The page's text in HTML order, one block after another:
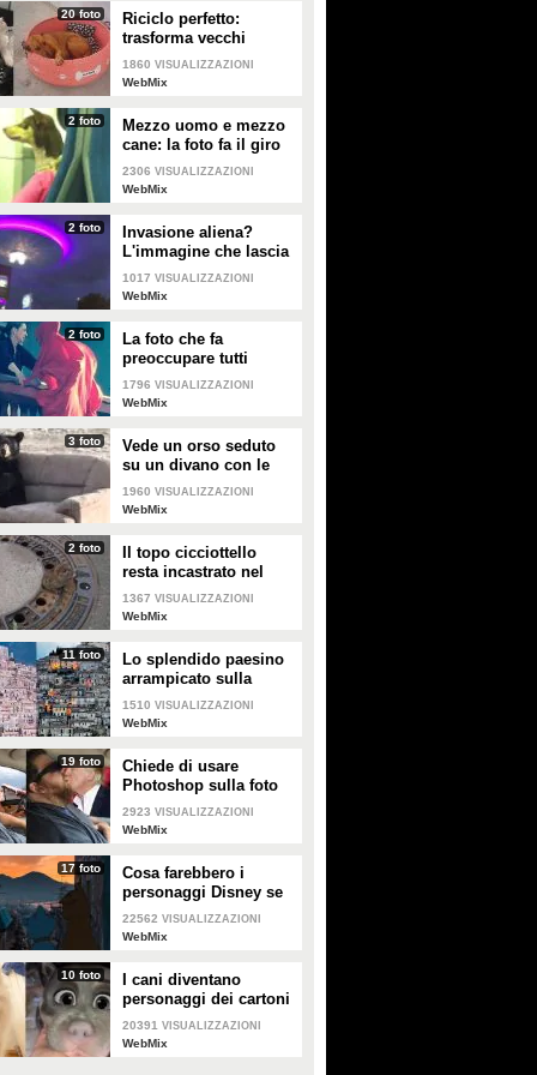
20 foto
Riciclo perfetto:
trasforma vecchi
pneumatici in cuccette
per cani
1860 VISUALIZZAZIONI
WebMix
2 foto
Mezzo uomo e mezzo
cane: la foto fa il giro
del web
2306 VISUALIZZAZIONI
WebMix
2 foto
Invasione aliena?
L'immagine che lascia
a bocca aperta
1017 VISUALIZZAZIONI
WebMix
2 foto
La foto che fa
preoccupare tutti
1796 VISUALIZZAZIONI
WebMix
3 foto
Vede un orso seduto
su un divano con le
zampe incrociate:
ferma l'auto per fare
1960 VISUALIZZAZIONI
WebMix
2 foto
Il topo cicciottello
resta incastrato nel
tombino: i vigili del
fuoco lo salvano
1367 VISUALIZZAZIONI
WebMix
11 foto
Lo splendido paesino
arrampicato sulla
collina: il panorama
sembra un presepe
1510 VISUALIZZAZIONI
WebMix
19 foto
Chiede di usare
Photoshop sulla foto
del marito: i risultati
sono esilaranti
2923 VISUALIZZAZIONI
WebMix
17 foto
Cosa farebbero i
personaggi Disney se
visitassero Napoli
22562 VISUALIZZAZIONI
WebMix
10 foto
I cani diventano
personaggi dei cartoni
con questo filtro di
Snapchat
20391 VISUALIZZAZIONI
WebMix